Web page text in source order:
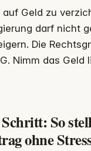
Geld zu
darf nicht
Die
Nimm das Geld
So
ohne